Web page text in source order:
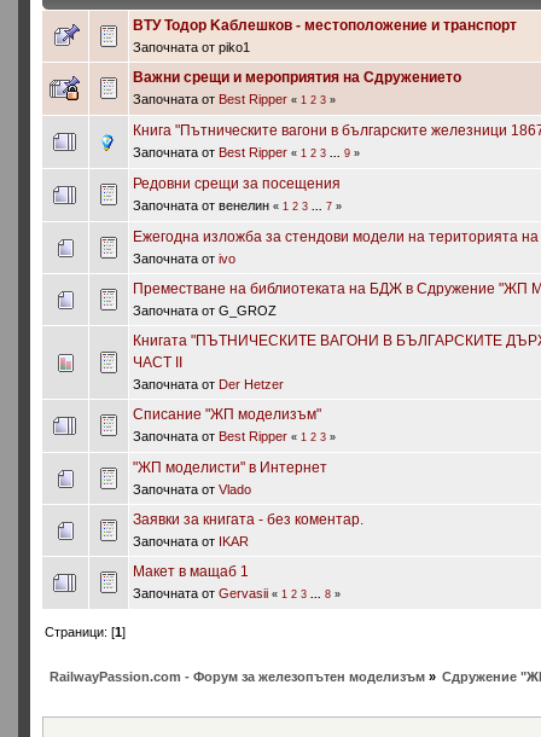
ВТУ Тодор Kаблешков - местоположение и транспорт
Започната от piko1
Важни срещи и мероприятия на Сдружението
Започната от Best Ripper « 1 2 3»
Книга "Пътническите вагони в българските железници
Започната от Best Ripper « 1 2 3 9»
Редовни срещи за посещения
Започната от венелин « 1 2 3 7»
Eжегодна изложба за стендови модели на територията
Започната от ivo
Преместване на библиотеката на БДЖ в Сдружение "ЖП
Започната от G_GROZ
Книгата "ПЪТНИЧЕСКИТЕ ВАГОНИ В БЪЛГАРСКИТЕ
ЧАСТ II
Започната от Der Hetzer
Списание "ЖП моделизъм"
Започната от Best Ripper « 1 2 3»
"ЖП моделисти" в Интернет
Започната от Vlado
Заявки за книгата - без коментар.
Започната от IKAR
Макет в мащаб 1
Започната от Gervasii « 1 2 3 8»
Страници: [1]
RailwayPassion.com - Форум за железопътен моделизъм» Сдружение